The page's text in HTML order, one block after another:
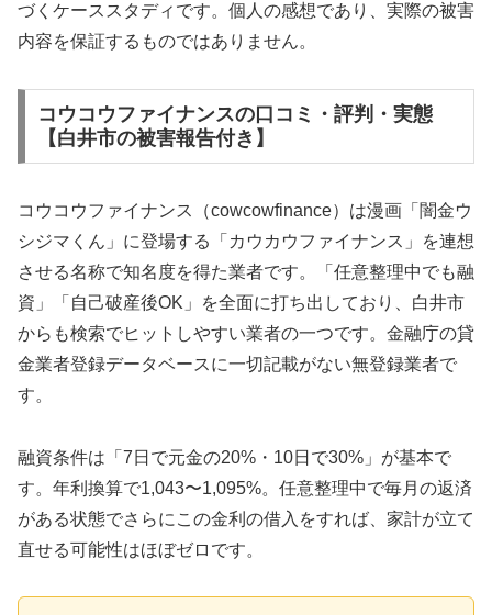
づくケーススタディです。個人の感想であり、実際の被害
内容を保証するものではありません。
コウコウファイナンスの口コミ・評判・実態
【白井市の被害報告付き】
コウコウファイナンス（cowcowfinance）は漫画「闇金ウ
シジマくん」に登場する「カウカウファイナンス」を連想
させる名称で知名度を得た業者です。「任意整理中でも融
資」「自己破産後OK」を全面に打ち出しており、白井市
からも検索でヒットしやすい業者の一つです。金融庁の貸
金業者登録データベースに一切記載がない無登録業者で
す。
融資条件は「7日で元金の20%・10日で30%」が基本で
す。年利換算で1,043〜1,095%。任意整理中で毎月の返済
がある状態でさらにこの金利の借入をすれば、家計が立て
直せる可能性はほぼゼロです。